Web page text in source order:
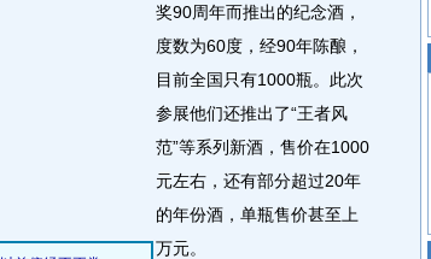
奖90周年而推出的纪念酒，
度数为60度，经90年陈酿，
目前全国只有1000瓶。此次
参展他们还推出了“王者风
范”等系列新酒，售价在1000
元左右，还有部分超过20年
的年份酒，单瓶售价甚至上
万元。